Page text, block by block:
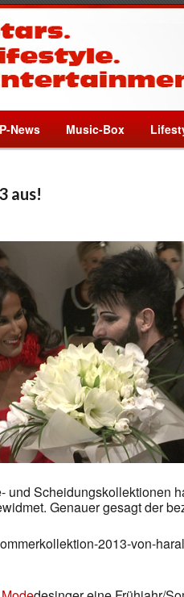
News Music-Box
aus!
und Scheidungskollektionen
Genauer gesagt der
2013-von-